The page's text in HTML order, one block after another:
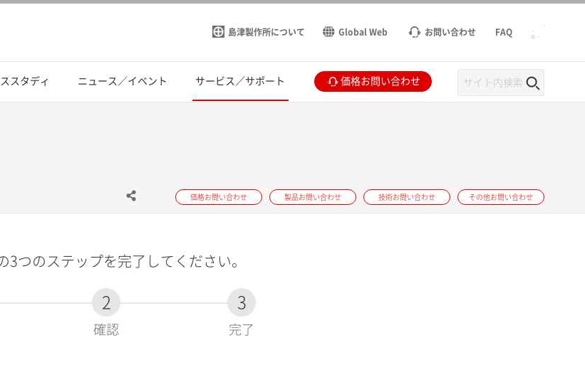
島津製作所について Global Web お問い合わせ FAQ
スタディ ニュース／イベント サービス／サポート 価格お問い合わせ
価格お問い合わせ 製品お問い合わせ 技術お問い合わせ その他お問い合わせ
3つのステップを完了してください。
2
確認
3
完了